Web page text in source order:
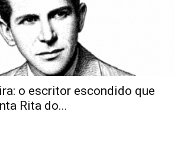
o escritor escondido que
Rita do...